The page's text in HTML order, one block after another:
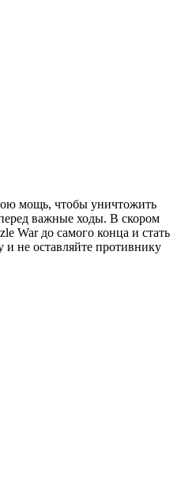
мощь, чтобы уничтожить
важные ходы. В скором
War до самого конца и стать
не оставляйте противнику